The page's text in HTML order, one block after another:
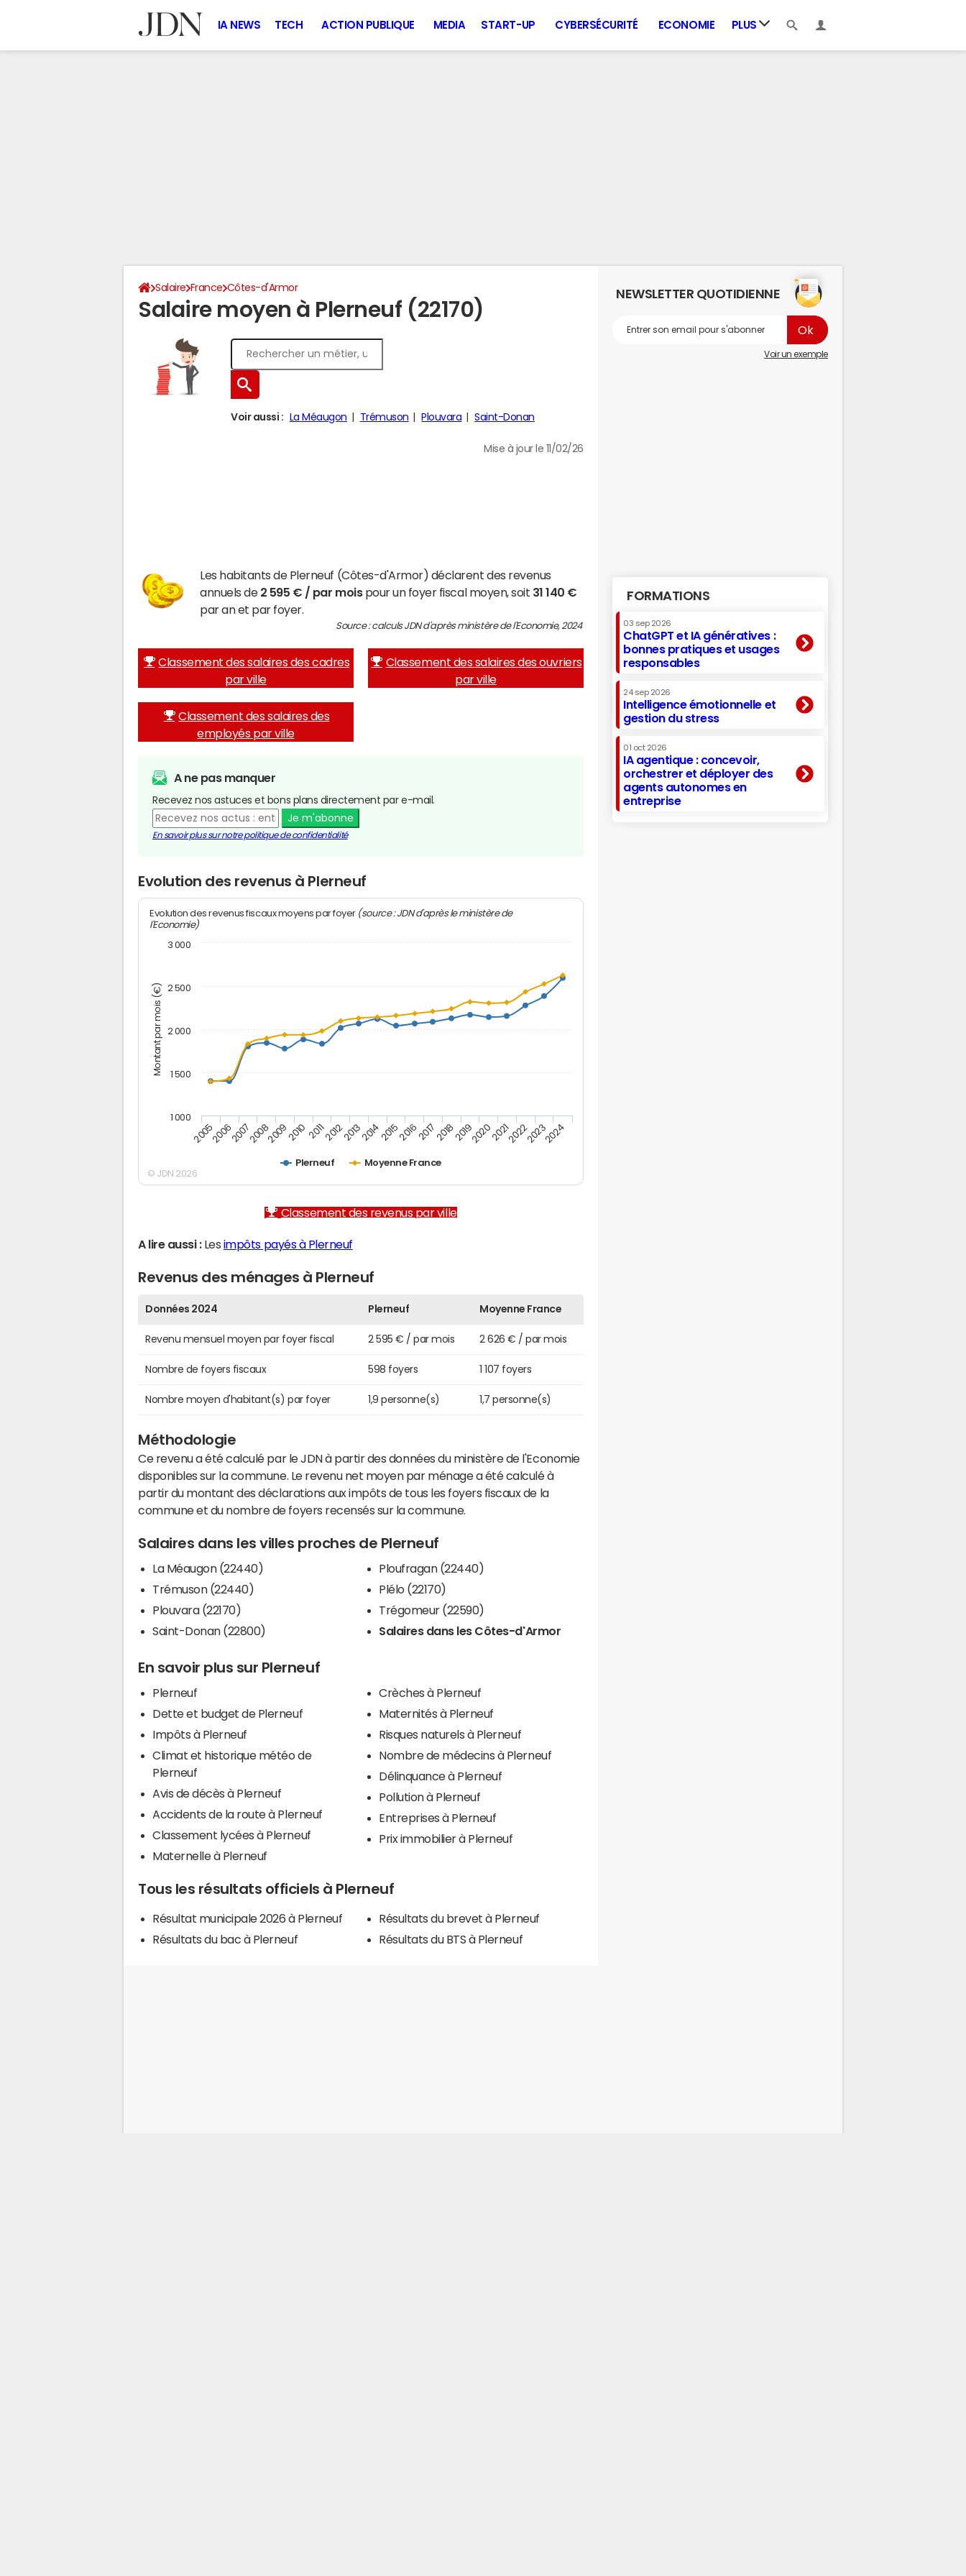
IA NEWS TECH ACTION PUBLIQUE MEDIA START-UP CYBERSÉCURITÉ ECONOMIE PLUS
Salaire France Côtes-d'Armor
Salaire moyen à Plerneuf (22170)
Voir aussi : La Méaugon Trémuson Plouvara Saint-Donan
Mise à jour le 11/02/26
Les habitants de Plerneuf (Côtes-d'Armor) déclarent des revenus
annuels de 2 595 € / par moispour un foyer fiscal moyen, soit 31 140 €
par an et par foyer.
Source : calculs JDN d'après ministère de l'Economie, 2024
Classement des salaires des cadres
par ville
Classement des salaires des ouvriers
par ville
Classement des salaires des
employés par ville
A ne pas manquer
Recevez nos astuces et bons plans directement par e-mail.
Je m'abonne
En savoir plus sur notre politique de confidentialité
Evolution des revenus à Plerneuf
Montant par mois (€)
Evolution des revenus fiscaux moyens par foyer (source : JDN d'après le ministère de
l'Economie)
Plerneuf Moyenne France
200520062007200820092010 20112012201320142015201620172018201920202021202220232024
1 000
1 500
2 000
2 500
3 000
© JDN 2026
Classement des revenus par ville
A lire aussi :Les impôts payés à Plerneuf
Revenus des ménages à Plerneuf
Données 2024 Plerneuf Moyenne France
Revenu mensuel moyen par foyer fiscal 2 595 € / par mois 2 626 € / par mois
Nombre de foyers fiscaux 598 foyers 1 107 foyers
Nombre moyen d'habitant(s) par foyer 1,9 personne(s) 1,7 personne(s)
Méthodologie
Ce revenu a été calculé par le JDN à partir des données du ministère de l'Economie
disponibles sur la commune. Le revenu net moyen par ménage a été calculé à
partir du montant des déclarations aux impôts de tous les foyers fiscaux de la
commune et du nombre de foyers recensés sur la commune.
Salaires dans les villes proches de Plerneuf
La Méaugon (22440)
Trémuson (22440)
Plouvara (22170)
Saint-Donan (22800)
Ploufragan (22440)
Plélo (22170)
Trégomeur (22590)
Salaires dans les Côtes-d'Armor
En savoir plus sur Plerneuf
Plerneuf
Dette et budget de Plerneuf
Impôts à Plerneuf
Climat et historique météo de
Plerneuf
Avis de décès à Plerneuf
Accidents de la route à Plerneuf
Classement lycées à Plerneuf
Maternelle à Plerneuf
Crèches à Plerneuf
Maternités à Plerneuf
Risques naturels à Plerneuf
Nombre de médecins à Plerneuf
Délinquance à Plerneuf
Pollution à Plerneuf
Entreprises à Plerneuf
Prix immobilier à Plerneuf
Tous les résultats officiels à Plerneuf
Résultat municipale 2026 à Plerneuf
Résultats du bac à Plerneuf
Résultats du brevet à Plerneuf
Résultats du BTS à Plerneuf
NEWSLETTER QUOTIDIENNE
Voir un exemple
FORMATIONS
03 sep 2026
ChatGPT et IA génératives :
bonnes pratiques et usages
responsables
24 sep 2026
Intelligence émotionnelle et
gestion du stress
01 oct 2026
IA agentique : concevoir,
orchestrer et déployer des
agents autonomes en
entreprise